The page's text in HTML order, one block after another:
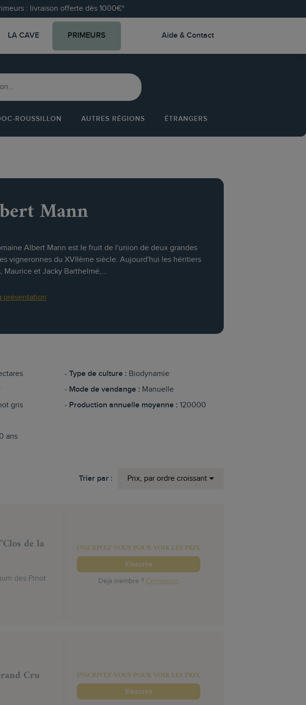
: livraison offerte dès 1000€*
LA CAVE PRIMEURS Aide & Contact
ROUSSILLON AUTRES RÉGIONS ÉTRANGERS
Mann
Albert Mann est le fruit de l'union de deux grandes
vigneronnes du XVIIème siècle. Aujourd'hui les héritiers
Maurice et Jacky Barthelmé,...
présentation
gris
ans
Type de culture : Biodynamie
Mode de vendange : Manuelle
Production annuelle moyenne : 120000
Trier par : Prix, par ordre croissant
de la
des Pinot
INSCRIVEZ-VOUS POUR VOIR LES PRIX
S'inscrire
Déjà membre ? Connexion
Cru INSCRIVEZ-VOUS POUR VOIR LES PRIX
S'inscrire